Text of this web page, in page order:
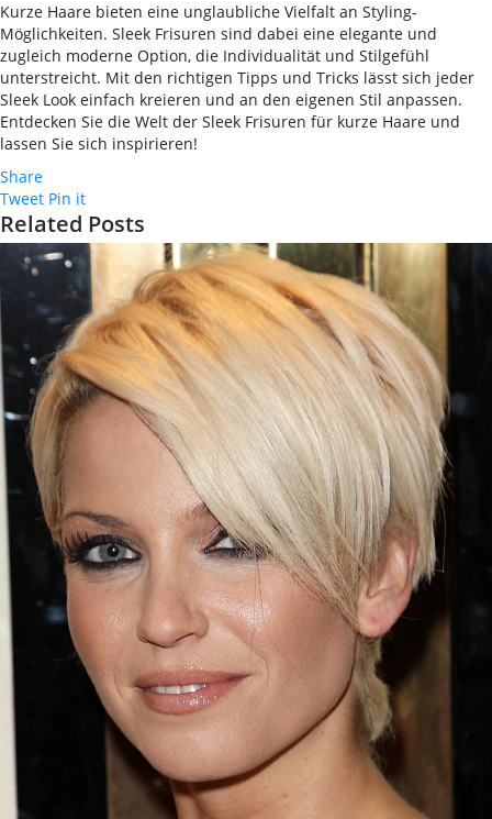
Kurze Haare bieten eine unglaubliche Vielfalt an Styling-
Möglichkeiten. Sleek Frisuren sind dabei eine elegante und
zugleich moderne Option, die Individualität und Stilgefühl
unterstreicht. Mit den richtigen Tipps und Tricks lässt sich jeder
Sleek Look einfach kreieren und an den eigenen Stil anpassen.
Entdecken Sie die Welt der Sleek Frisuren für kurze Haare und
lassen Sie sich inspirieren!
Share
Tweet Pin it
Related Posts